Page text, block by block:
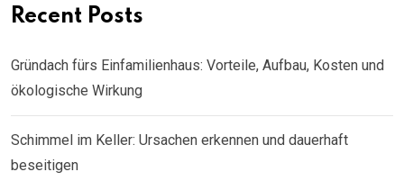
Recent Posts
Gründach fürs Einfamilienhaus: Vorteile, Aufbau, Kosten und
ökologische Wirkung
Schimmel im Keller: Ursachen erkennen und dauerhaft
beseitigen